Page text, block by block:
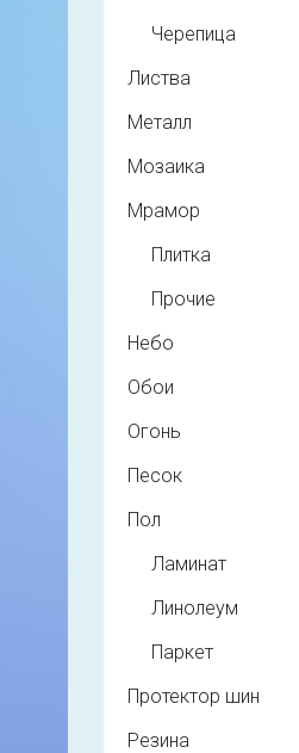
Черепица
Листва
Металл
Мозаика
Мрамор
Плитка
Прочие
Небо
Обои
Огонь
Песок
Пол
Ламинат
Линолеум
Паркет
Протектор шин
Резина